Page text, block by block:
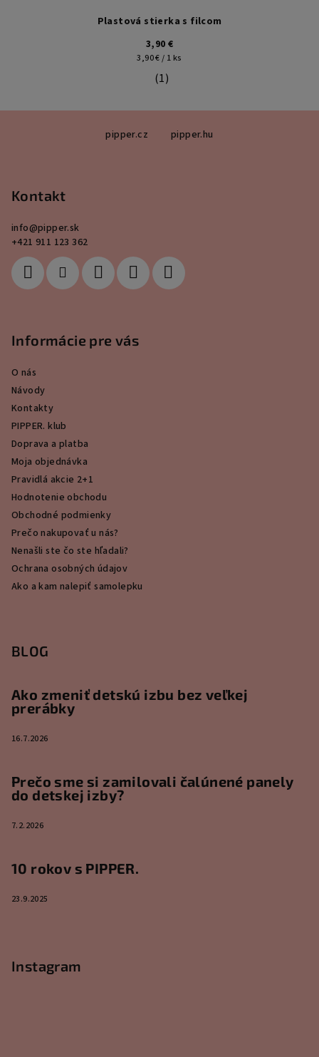
Plastová stierka s filcom
3,90 €
Jednotková
cena:
3,90 € / 1 ks
Priemerné hodnotenie produktu
(1)
pipper.cz pipper.hu
Kontakt
info@pipper.sk
+421 911 123 362
Informácie pre vás
O nás
Návody
Kontakty
PIPPER. klub
Doprava a platba
Moja objednávka
Pravidlá akcie 2+1
Hodnotenie obchodu
Obchodné podmienky
Prečo nakupovať u nás?
Nenašli ste čo ste hľadali?
Ochrana osobných údajov
Ako a kam nalepiť samolepku
BLOG
Ako zmeniť detskú izbu bez veľkej
prerábky
16.7.2026
Prečo sme si zamilovali čalúnené panely
do detskej izby?
7.2.2026
10 rokov s PIPPER.
23.9.2025
Instagram